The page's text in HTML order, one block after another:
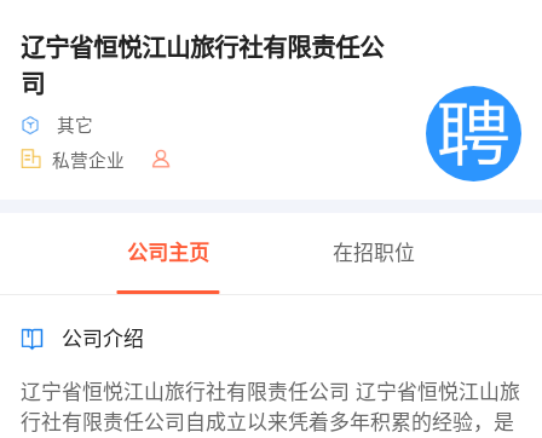
辽宁省恒悦江山旅行社有限责任公
司
其它
私营企业
公司主页 在招职位
公司介绍
辽宁省恒悦江山旅行社有限责任公司 辽宁省恒悦江山旅
行社有限责任公司自成立以来凭着多年积累的经验，是